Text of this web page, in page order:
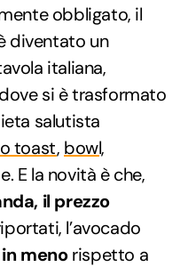
obbligato, il
diventato un
italiana,
si è trasformato
salutista
toast, bowl,
E la novità è che,
il prezzo
l’avocado
menorispetto a